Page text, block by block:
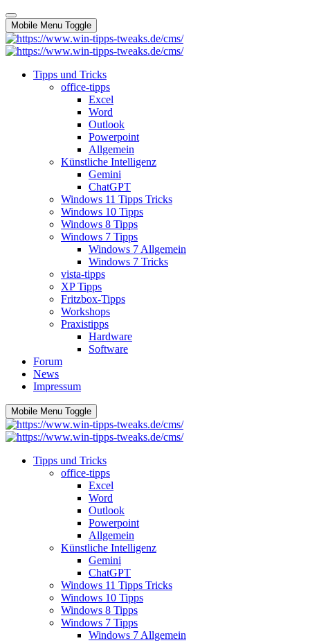
Mobile Menu Toggle
Tipps und Tricks
office-tipps
Excel
Word
Outlook
Powerpoint
Allgemein
Künstliche Intelligenz
Gemini
ChatGPT
Windows 11 Tipps Tricks
Windows 10 Tipps
Windows 8 Tipps
Windows 7 Tipps
Windows 7 Allgemein
Windows 7 Tricks
vista-tipps
XP Tipps
Fritzbox-Tipps
Workshops
Praxistipps
Hardware
Software
Forum
News
Impressum
Mobile Menu Toggle
Tipps und Tricks
office-tipps
Excel
Word
Outlook
Powerpoint
Allgemein
Künstliche Intelligenz
Gemini
ChatGPT
Windows 11 Tipps Tricks
Windows 10 Tipps
Windows 8 Tipps
Windows 7 Tipps
Windows 7 Allgemein